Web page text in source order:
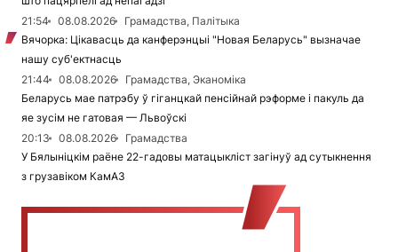
21:54
08.08.2026
Грамадства, Палітыка
Вячорка: Цікавасць да канферэнцыі "Новая Беларусь" вызначае
нашу суб'ектнасць
21:44
08.08.2026
Грамадства, Эканоміка
Беларусь мае патрэбу ў гіганцкай пенсійнай рэформе і пакуль да
яе зусім не гатовая — Львоўскі
20:13
08.08.2026
Грамадства
У Бялыніцкім раёне 22-гадовы матацыкліст загінуў ад сутыкнення
з грузавіком КамАЗ